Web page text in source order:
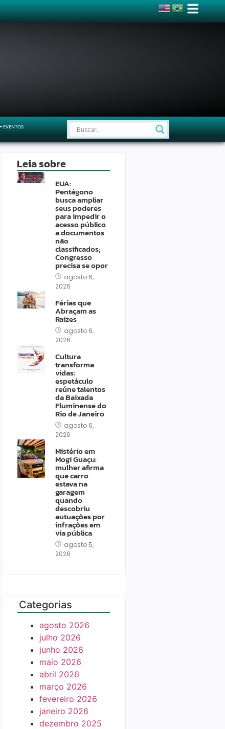
EVENTOS
Leia sobre
EUA:
Pentágono
busca ampliar
seus poderes
para impedir o
acesso público
a documentos
não
classificados;
Congresso
precisa se opor
agosto 6,
2026
Férias que
Abraçam as
Raízes
agosto 6,
2026
Cultura
transforma
vidas:
espetáculo
reúne talentos
da Baixada
Fluminense do
Rio de Janeiro
agosto 6,
2026
Mistério em
Mogi Guaçu:
mulher afirma
que carro
estava na
garagem
quando
descobriu
autuações por
infrações em
via pública
agosto 5,
2026
Categorias
agosto 2026
julho 2026
junho 2026
maio 2026
abril 2026
março 2026
fevereiro 2026
janeiro 2026
dezembro 2025